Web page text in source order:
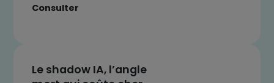
Consulter
Le shadow IA, l’angle